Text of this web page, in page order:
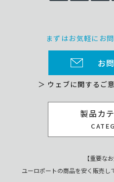
製品カ
まずはお気軽にお
お
＞ ウェブに関するご
【重要な
ユーロポートの商品を安く販売